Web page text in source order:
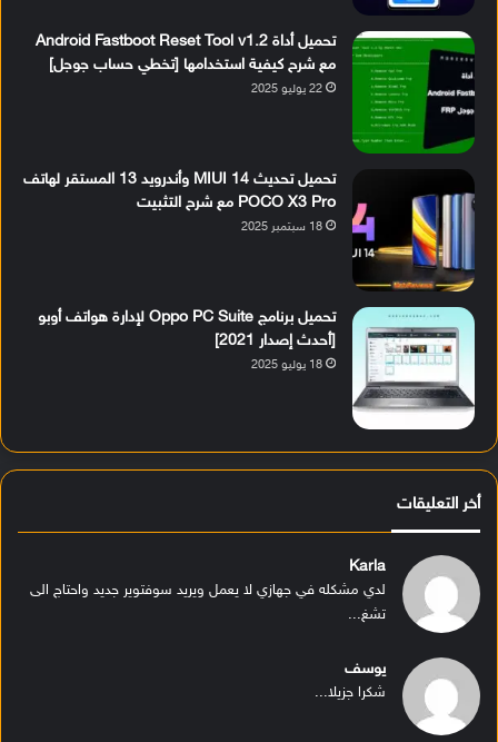
تحميل أداة Android Fastboot Reset Tool v1.2
مع شرح كيفية استخدامها [تخطي حساب جوجل]
22 يوليو 2025
تحميل تحديث MIUI 14 وأندرويد 13 المستقر لهاتف
POCO X3 Pro مع شرح التثبيت
18 سبتمبر 2025
تحميل برنامج Oppo PC Suite لإدارة هواتف أوبو
[أحدث إصدار 2021]
18 يوليو 2025
أخر التعليقات
Karla
لدي مشكله في جهازي لا يعمل ويريد سوفتوير جديد واحتاج الى
تشغ...
يوسف
شكرا جزيلا...